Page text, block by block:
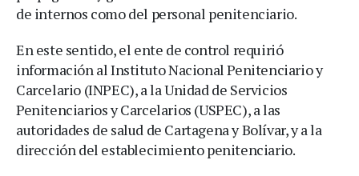
de internos como del personal penitenciario.
En este sentido, el ente de control requirió
información al Instituto Nacional Penitenciario y
Carcelario (INPEC), a la Unidad de Servicios
Penitenciarios y Carcelarios (USPEC), a las
autoridades de salud de Cartagena y Bolívar, y a la
dirección del establecimiento penitenciario.